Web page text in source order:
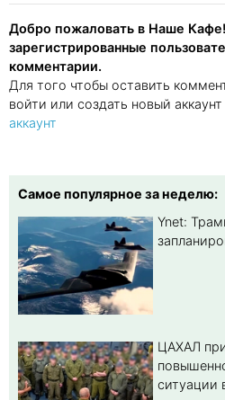
Добро пожаловать в Наше
зарегистрированные
комментарии.
Для того чтобы оставить
войти или создать новый аккаунт
аккаунт
Самое популярное за неделю:
Ynet:
ЦАХАЛ
ситуации